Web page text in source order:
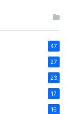
47
27
23
17
16